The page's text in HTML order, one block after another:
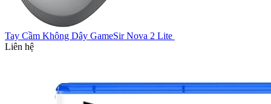
Tay Cầm Không Dây GameSir Nova 2 Lite
Liên hệ